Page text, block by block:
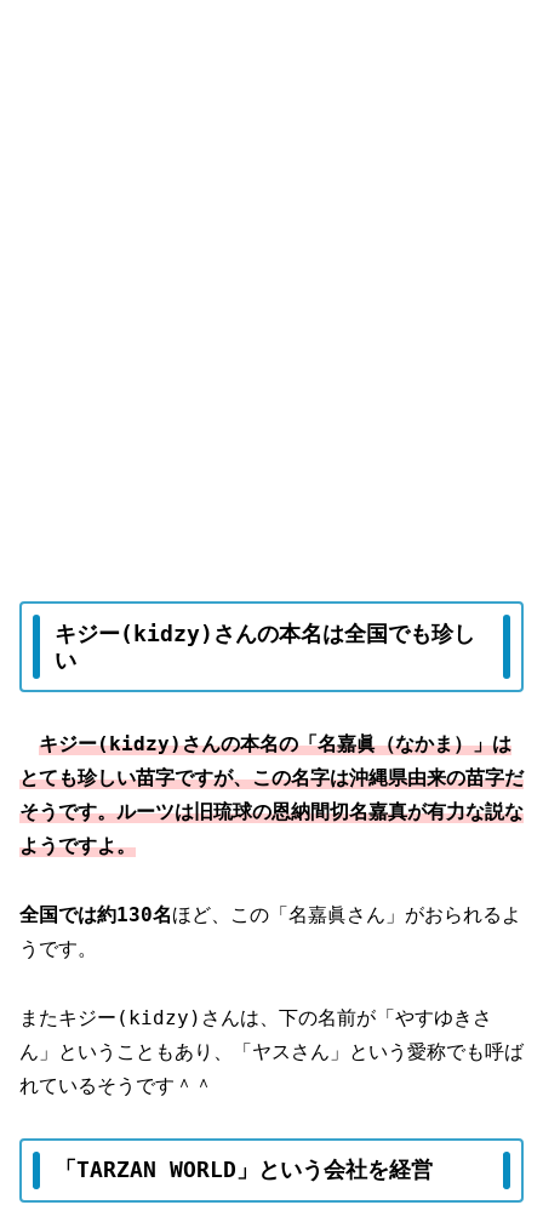
キジー(kidzy)さんの本名は全国でも珍し
い
キジー(kidzy)さんの本名の「名嘉眞（なかま）」は
とても珍しい苗字ですが、この名字は沖縄県由来の苗字だ
そうです。ルーツは旧琉球の恩納間切名嘉真が有力な説な
ようですよ。
全国では約130名ほど、この「名嘉眞さん」がおられるよ
うです。
またキジー(kidzy)さんは、下の名前が「やすゆきさ
ん」ということもあり、「ヤスさん」という愛称でも呼ば
れているそうです＾＾
「TARZAN WORLD」という会社を経営